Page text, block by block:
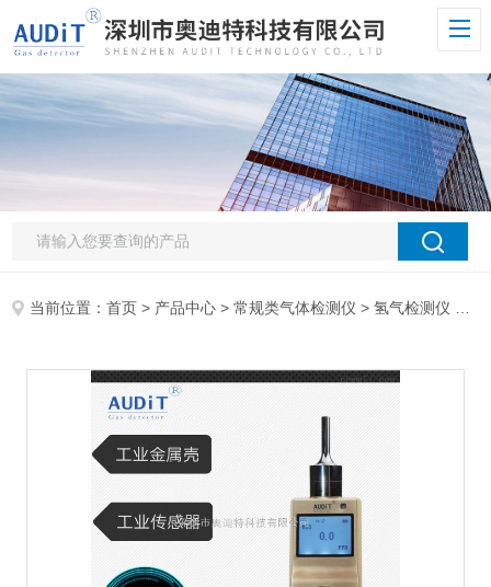
当前位置：首页 > 产品中心 >常规类气体检测仪 >氢气检测仪